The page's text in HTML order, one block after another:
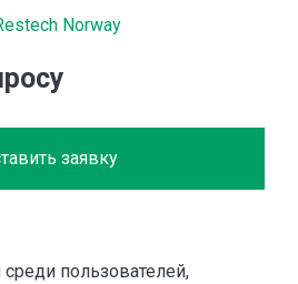
Norway
заявку
пользователей,